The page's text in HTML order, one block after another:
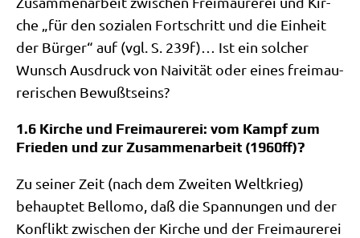
che „für den sozia­len Fort­schritt und die Ein­heit
der Bür­ger“ auf (vgl. S. 239f)… Ist ein sol­cher
Wunsch Aus­druck von Nai­vi­tät oder eines frei­mau­
re­ri­schen Bewußtseins?
1.6 Kirche und Freimaurerei: vom Kampf zum
Frieden und zur Zusammenarbeit (1960ff)?
Zu sei­ner Zeit (nach dem Zwei­ten Welt­krieg)
behaup­tet Bel­lo­mo, daß die Span­nun­gen und der
Kon­flikt zwi­schen der Kir­che und der Frei­mau­re­rei